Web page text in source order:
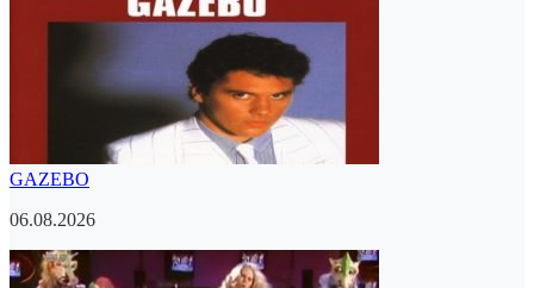
GAZEBO
06.08.2026